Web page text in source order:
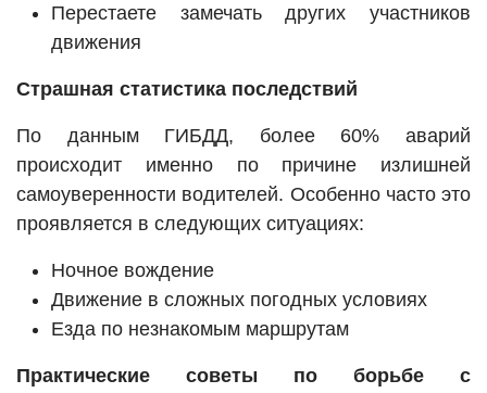
Перестаете замечать других участников
движения
Страшная статистика последствий
По данным ГИБДД, более 60% аварий
происходит именно по причине излишней
самоуверенности водителей. Особенно часто это
проявляется в следующих ситуациях:
Ночное вождение
Движение в сложных погодных условиях
Езда по незнакомым маршрутам
Практические советы по борьбе с